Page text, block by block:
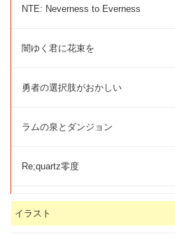
NTE: Neverness to Everness
闇ゆく君に花束を
勇者の選択肢がおかしい
ラムの泉とダンジョン
Re;quartz零度
イラスト